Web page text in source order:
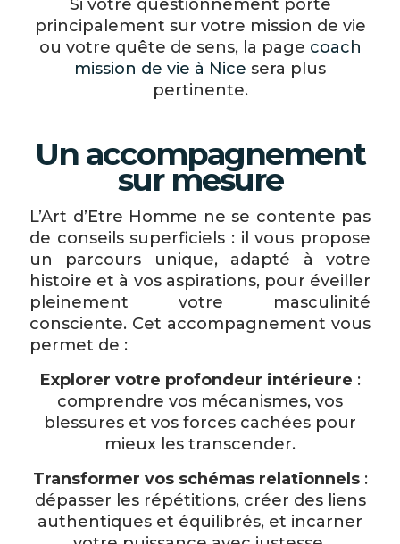
Si votre questionnement porte
principalement sur votre mission de vie
ou votre quête de sens, la page coach
mission de vie à Nice sera plus
pertinente.
Un accompagnement
sur mesure
L’Art d’Etre Homme ne se contente pas
de conseils superficiels : il vous propose
un parcours unique, adapté à votre
histoire et à vos aspirations, pour éveiller
pleinement votre masculinité
consciente. Cet accompagnement vous
permet de :
Explorer votre profondeur intérieure :
comprendre vos mécanismes, vos
blessures et vos forces cachées pour
mieux les transcender.
Transformer vos schémas relationnels:
dépasser les répétitions, créer des liens
authentiques et équilibrés, et incarner